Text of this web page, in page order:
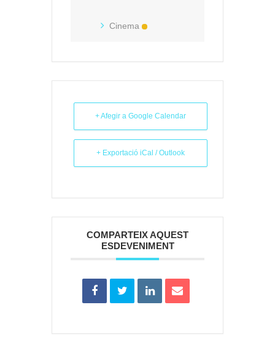
Cinema
+ Afegir a Google Calendar
+ Exportació iCal / Outlook
COMPARTEIX AQUEST
ESDEVENIMENT